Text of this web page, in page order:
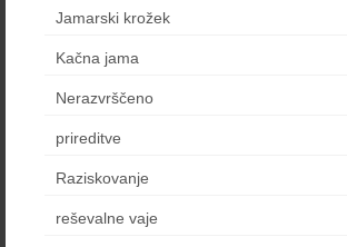
Jamarski krožek
Kačna jama
Nerazvrščeno
prireditve
Raziskovanje
reševalne vaje